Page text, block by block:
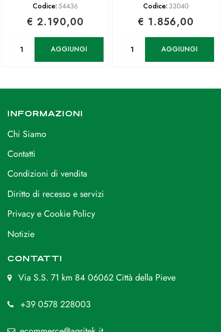
Codice:54436
€ 2.190,00
AGGIUNGI
Codice: 33040
€ 1.856,00
AGGIUNGI
INFORMAZIONI
Chi Siamo
Contatti
Condizioni di vendita
Diritto di recesso e servizi
Privacy e Cookie Policy
Notizie
CONTATTI
Via S.S. 71 km 84 06062 Città della Pieve
+39 0578 228003